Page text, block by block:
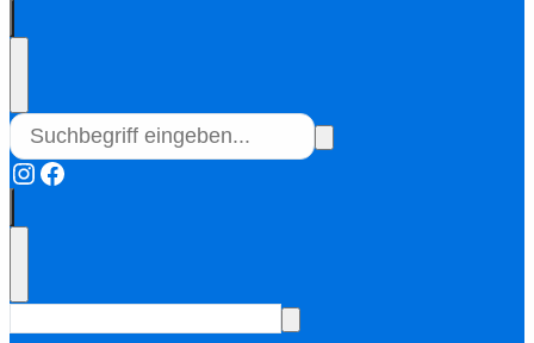
Instagram
Facebook